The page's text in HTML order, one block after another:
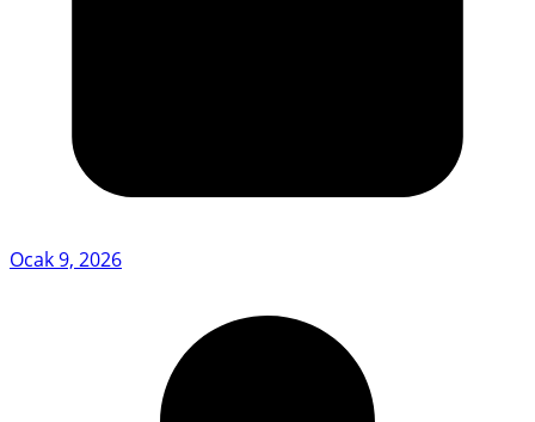
Ocak 9, 2026